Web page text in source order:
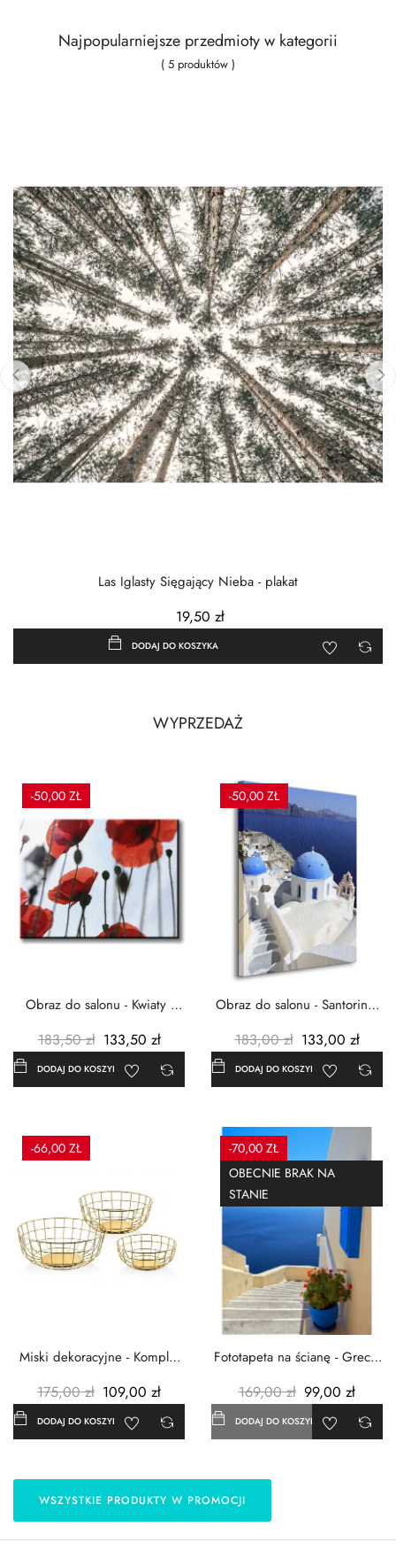
Najpopularniejsze przedmioty w kategorii
( 5 produktów )
Las Iglasty Sięgający Nieba - plakat
19,50 zł
DODAJ DO KOSZYKA
‹ ›
WYPRZEDAŻ
-50,00 ZŁ
Obraz do salonu - Kwiaty -
183,50 zł 133,50 zł
DODAJ DO KOSZYKA
-50,00 ZŁ
Obraz do salonu - Santorini -
183,00 zł 133,00 zł
DODAJ DO KOSZYKA
-66,00 ZŁ
Miski dekoracyjne - Komplet
175,00 zł 109,00 zł
DODAJ DO KOSZYKA
-70,00 ZŁ
OBECNIE BRAK NA
STANIE
Fototapeta na ścianę - Grecja
169,00 zł 99,00 zł
DODAJ DO KOSZYKA
WSZYSTKIE PRODUKTY W PROMOCJI